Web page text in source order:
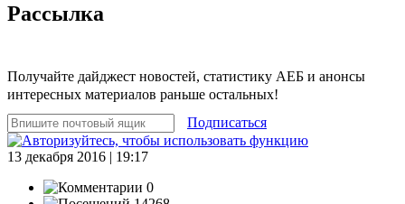
Рассылка
Получайте дайджест новостей, статистику АЕБ и анонсы
интересных материалов раньше остальных!
Подписаться
13 декабря 2016 | 19:17
0